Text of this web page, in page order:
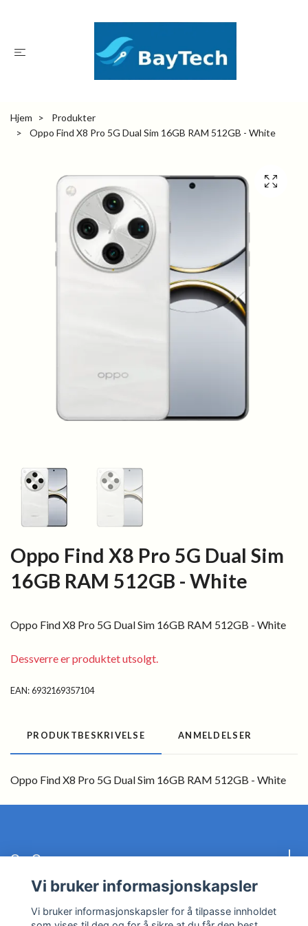
Hjem
Produkter
Oppo Find X8 Pro 5G Dual Sim 16GB RAM 512GB - White
Oppo Find X8 Pro 5G Dual Sim
16GB RAM 512GB - White
Oppo Find X8 Pro 5G Dual Sim 16GB RAM 512GB - White
Dessverre er produktet utsolgt.
EAN:6932169357104
PRODUKTBESKRIVELSE ANMELDELSER
Oppo Find X8 Pro 5G Dual Sim 16GB RAM 512GB - White
Om Oss
Vi bruker informasjonskapsler
Vi bruker informasjonskapsler for å tilpasse innholdet